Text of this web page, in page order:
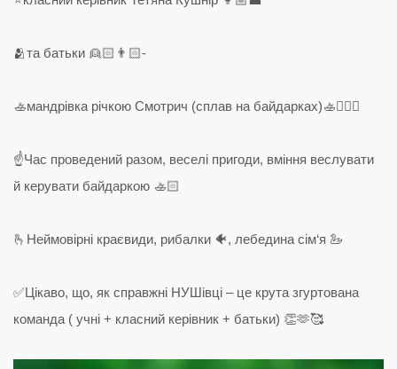
🫂та батьки 👱🏻👨🏻-
🚣мандрівка річкою Смотрич (сплав на байдарках)🚣🚣🏻‍♂️
☝️Час проведений разом, веселі пригоди, вміння веслувати
й керувати байдаркою 🚣🏻
🫰Неймовірні краєвиди, рибалки 🐠, лебедина сім‘я 🦢
✅Цікаво, що, як справжні НУШівці – це крута згуртована
команда ( учні + класний керівник + батьки) 👏🫶🥰
Відеопрогравач